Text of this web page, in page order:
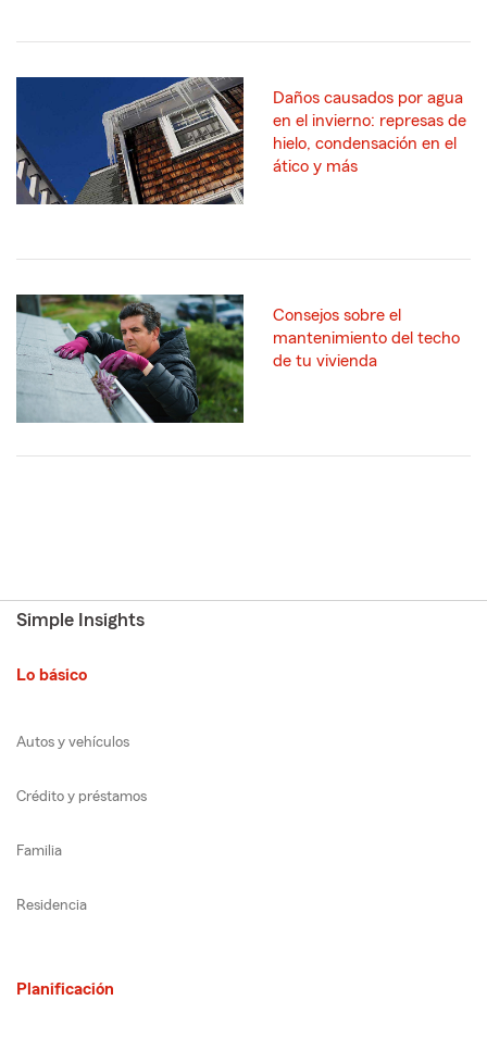
Daños causados por agua
en el invierno: represas de
hielo, condensación en el
ático y más
Consejos sobre el
mantenimiento del techo
de tu vivienda
Simple Insights
Lo básico
Autos y vehículos
Crédito y préstamos
Familia
Residencia
Planificación